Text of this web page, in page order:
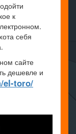
к
себя
сайте
дешевле и
el-toro/